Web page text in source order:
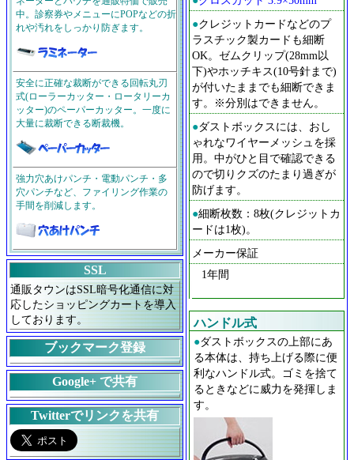
●クレジットカードなどのプ
ラスチック製カードも細断
OK。ゼムクリップ(28mm以
下)やホッチキス(10号針まで)
が付いたままでも細断できま
す。※分別はできません。
●ダストボックスには、おし
ゃれなワイヤーメッシュを採
用。中がひと目で確認できる
ので切りクズのたまり過ぎが
防げます。
●細断枚数：8枚(クレジットカ
ードは1枚)。
メーカー保証
1年間
ハンドル式
●ダストボックスの上部にあ
る本体は、持ち上げる際に便
利なハンドル式。ゴミを捨て
るときなどに威力を発揮しま
す。
中。診察券やメニューにPOPなどの折
れや汚れをしっかり防ぎます。
安全に正確な裁断ができる回転丸刃
式(ローラーカッター・ロータリーカ
ッター)のペーパーカッター。一度に
大量に裁断できる断裁機。
強力穴あけパンチ・電動パンチ・多
穴パンチなど、ファイリング作業の
手間を削減します。
SSL
通販タウンはSSL暗号化通信に対
応したショッピングカートを導入
しております。
ブックマーク登録
Google+ で共有
Twitterでリンクを共有